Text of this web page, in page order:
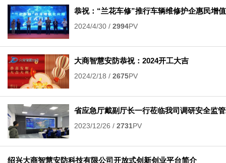
恭祝：“兰花车修”推行车辆维修护企惠民增
2024/4/30 / 2994PV
大商智慧安防恭祝：2024开工大吉
2024/2/18 / 2675PV
省应急厅戴副厅长一行莅临我司调研安全监
2023/12/26 / 2731PV
绍兴大商智慧安防科技有限公司开放式创新创业平台简介